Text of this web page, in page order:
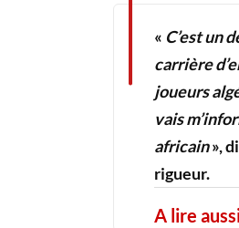
« C’est un
carrière
joueurs
vais
africain»,
rigueur.
A lire